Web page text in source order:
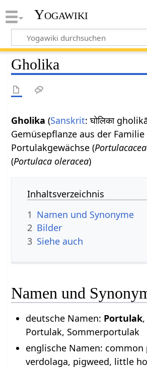
Yogawiki
Gholika
Gholika (Sanskrit: घोलिका
Gemüsepflanze aus der
Portulakgewächse (
(Portulaca oleracea)
Inhaltsverzeichnis
1 Namen und Synonyme
2 Bilder
3 Siehe auch
Namen und
deutsche Namen: Portulak,
Portulak, Sommerportulak
englische Namen: common
verdolaga, pigweed, little